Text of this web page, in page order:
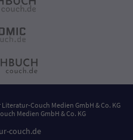
Literatur-Couch Medien GmbH & Co. KG
Medien GmbH & Co. KG
couch.de